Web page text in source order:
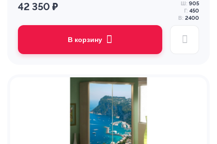
42 350 ₽ Ш: 905
Г: 450
В: 2400
В корзину